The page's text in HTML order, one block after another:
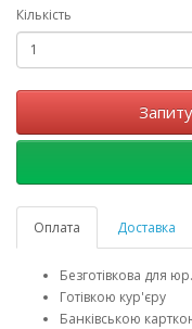
Кількість
Оплата Доставка
Безготівкова для
Готівкою кур'єру
Банківською